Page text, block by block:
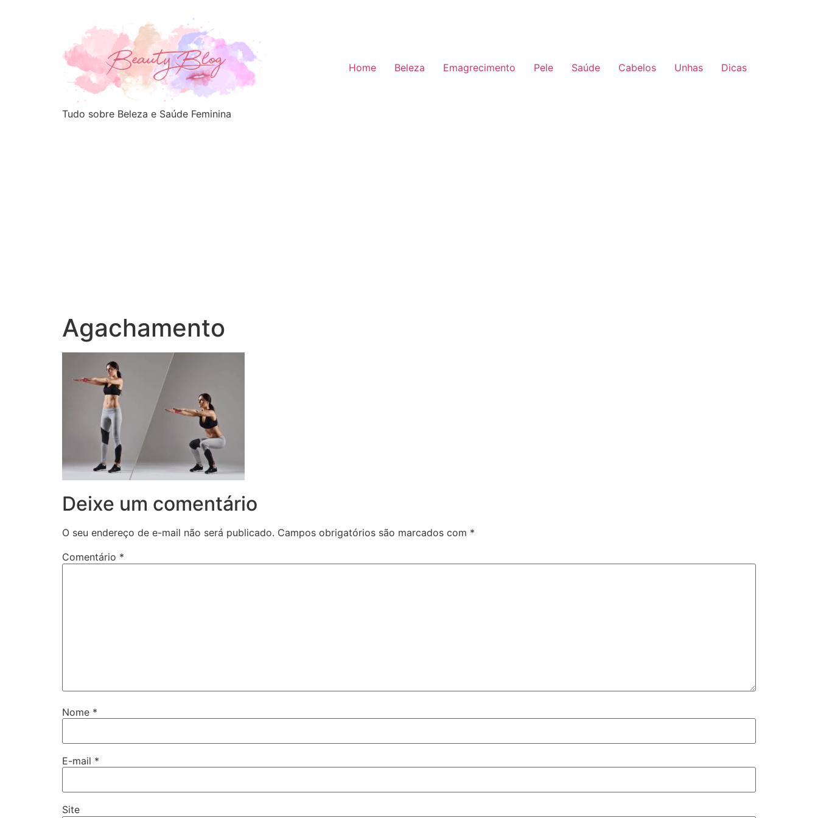
Tudo sobre Beleza e Saúde Feminina
Home Beleza Emagrecimento Pele Saúde Cabelos Unhas Dicas
Agachamento
Deixe um comentário
O seu endereço de e-mail não será publicado. Campos obrigatórios são marcados com *
Comentário *
Nome *
E-mail *
Site